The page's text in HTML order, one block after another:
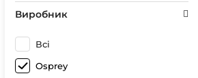
Виробник
Всі
Osprey